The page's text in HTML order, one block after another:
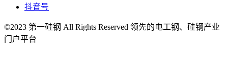
抖音号
©2023 第一硅钢 All Rights Reserved 领先的电工钢、硅钢产业
门户平台